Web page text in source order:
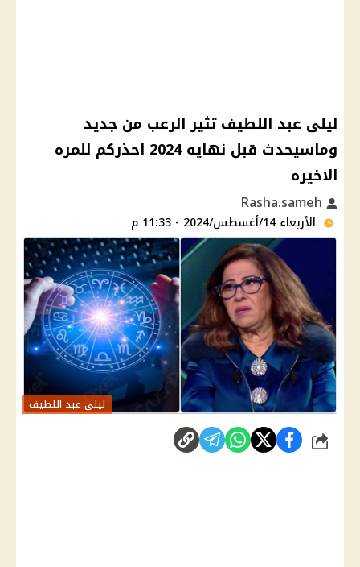
ليلى عبد اللطيف تثير الرعب من جديد
وماسيحدث قبل نهايه 2024 احذركم للمره
الاخيره
الأربعاء 14/أغسطس/2024 - 11:33 م
ليلى عبد اللطيف
شارك